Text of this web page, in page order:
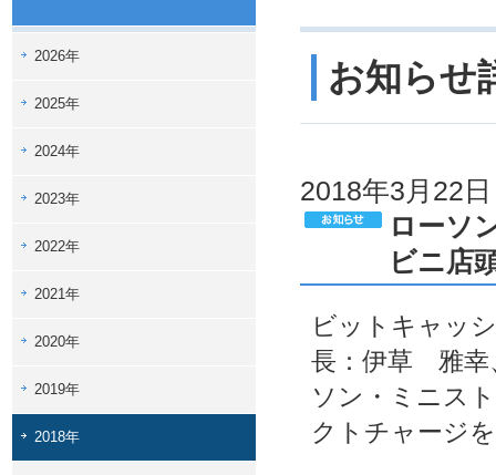
2026年
2025年
2024年
2023年
2022年
2021年
2020年
2019年
2018年
お知らせ
2018年3月22日
ローソ
ビニ店
ビットキャッ
長：伊草 雅幸
ソン・ミニス
クトチャージ